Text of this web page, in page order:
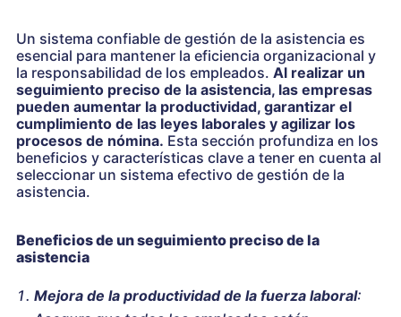
Un sistema confiable de gestión de la asistencia es
esencial para mantener la eficiencia organizacional y
la responsabilidad de los empleados. Al realizar un
seguimiento preciso de la asistencia, las empresas
pueden aumentar la productividad, garantizar el
cumplimiento de las leyes laborales y agilizar los
procesos de nómina. Esta sección profundiza en los
beneficios y características clave a tener en cuenta al
seleccionar un sistema efectivo de gestión de la
asistencia.
Beneficios de un seguimiento preciso de la
asistencia
Mejora de la productividad de la fuerza laboral: